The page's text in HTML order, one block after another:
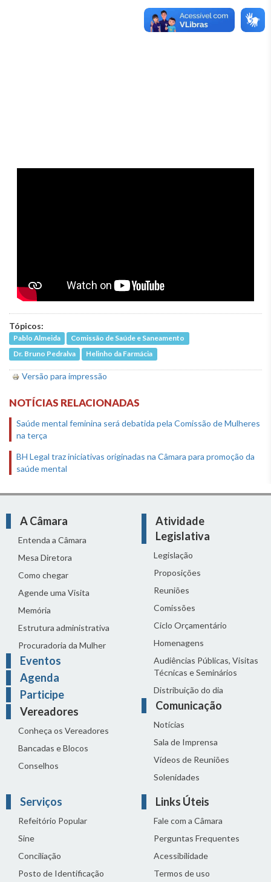
Tópicos:
Pablo Almeida
Comissão de Saúde e Saneamento
Dr. Bruno Pedralva
Helinho da Farmácia
Versão para impressão
NOTÍCIAS RELACIONADAS
Saúde mental feminina será debatida pela Comissão de Mulheres
na terça
BH Legal traz iniciativas originadas na Câmara para promoção da
saúde mental
A Câmara
Entenda a Câmara
Mesa Diretora
Como chegar
Agende uma Visita
Memória
Estrutura administrativa
Procuradoria da Mulher
Eventos
Agenda
Participe
Vereadores
Conheça os Vereadores
Bancadas e Blocos
Conselhos
Atividade
Legislativa
Legislação
Proposições
Reuniões
Comissões
Ciclo Orçamentário
Homenagens
Audiências Públicas, Visitas
Técnicas e Seminários
Distribuição do dia
Comunicação
Notícias
Sala de Imprensa
Vídeos de Reuniões
Solenidades
Serviços
Refeitório Popular
Sine
Conciliação
Posto de Identificação
Links Úteis
Fale com a Câmara
Perguntas Frequentes
Acessibilidade
Termos de uso